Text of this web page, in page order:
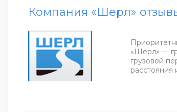
Компания «Шерл»
«Шерл» —
грузовой
расстояния